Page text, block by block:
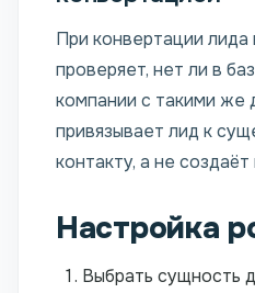
При конвертации лида
проверяет, нет ли в
компании с такими же
привязывает лид к
контакту, а не создаёт
Настройка
Выбрать сущность